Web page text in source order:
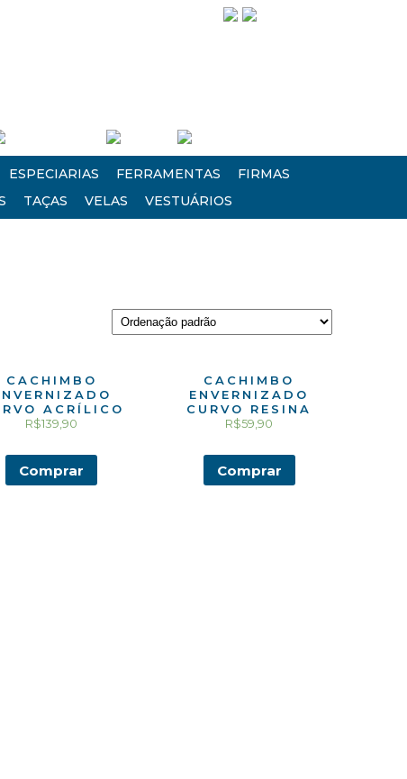
ESPECIARIAS FERRAMENTAS
FIRMAS
TAÇAS VELAS VESTUÁRIOS
CACHIMBO
ACRÍLICO
R$139,90
Comprar
CACHIMBO
ENVERNIZADO
CURVO RESINA
R$59,90
Comprar